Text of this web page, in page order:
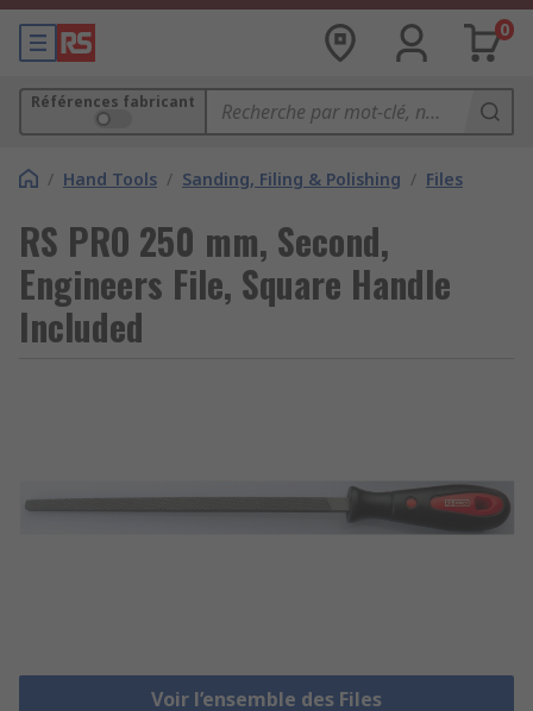
0
Références fabricant
/ Hand Tools / Sanding, Filing & Polishing / Files
RS PRO 250 mm, Second,
Engineers File, Square Handle
Included
Voir l’ensemble des Files